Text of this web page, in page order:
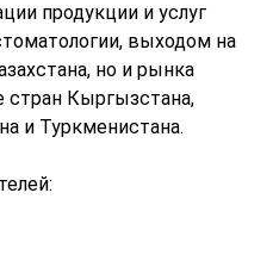
продукции и услуг
выходом на
но и рынка
стран Кыргызстана,
и Туркменистана.